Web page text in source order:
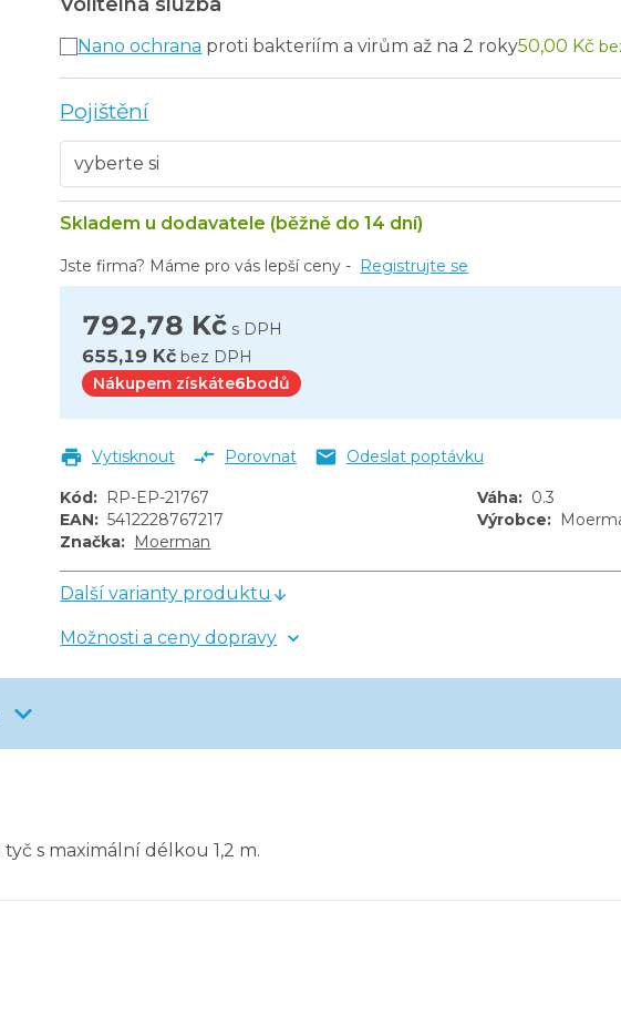
792,78 Kč s DPH
655,19 Kč bez DPH
Nákupem získáte6bodů
Skladem u dodavatele (běžně do 14 dní)
Nano ochrana proti bakteriím a virům až na 2 roky50,00 Kč
Pojištění
Jste firma? Máme pro vás lepší ceny - Registrujte se
Vytisknout Porovnat Odeslat poptávku
Kód: RP-EP-21767 Váha: 0.3
EAN: 5412228767217 Výrobce:
Značka: Moerman
Další varianty produktu
Možnosti a ceny dopravy
s maximální délkou 1,2 m.